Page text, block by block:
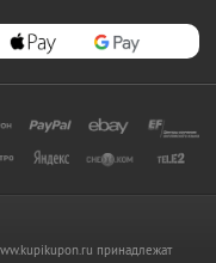
принадлежат